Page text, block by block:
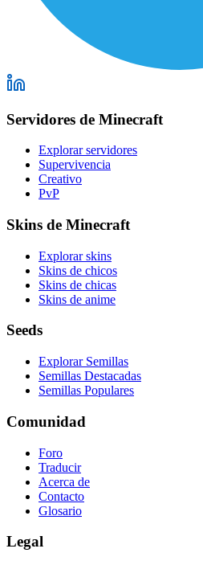
Servidores de Minecraft
Explorar servidores
Supervivencia
Creativo
PvP
Skins de Minecraft
Explorar skins
Skins de chicos
Skins de chicas
Skins de anime
Seeds
Explorar Semillas
Semillas Destacadas
Semillas Populares
Comunidad
Foro
Traducir
Acerca de
Contacto
Glosario
Legal